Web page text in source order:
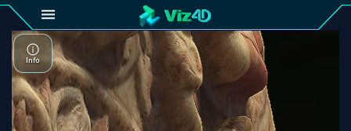
4D
Gallery
Viz4D